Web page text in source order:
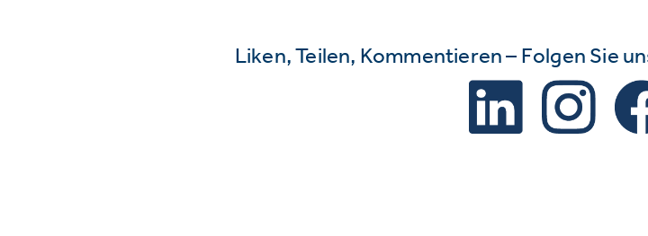
Liken, Teilen, Kommentieren – Folgen Sie